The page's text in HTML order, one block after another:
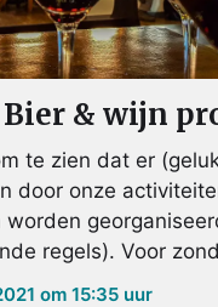
& wijn
te zien dat er
door onze
worden
regels). Voor
om 15:35 uur